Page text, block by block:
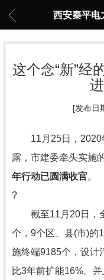
西安秦平电
这个念“新”经
[发布日
11月25日，2020
露，市建委牵头实施
年行动已圆满收官。
?
截至11月20日，全
个，9个区、县(市)的
施终端9185个，设计
比3年前扩能16%。